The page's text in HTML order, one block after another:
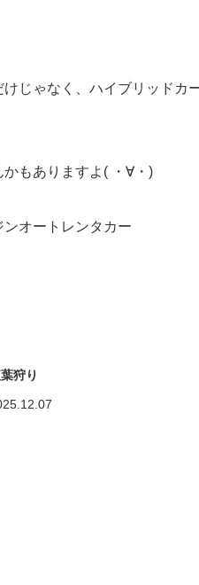
じゃなく、ハイブリッドカ
もありますよ( ・∀・)
オートレンタカー
狩り